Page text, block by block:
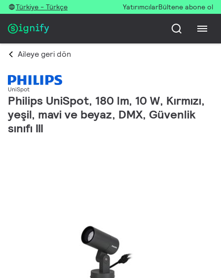
Türkiye - Türkçe YatırımcılarBültene abone ol
Aileye geri dön
UniSpot
Philips UniSpot, 180 lm, 10 W, Kırmızı,
yeşil, mavi ve beyaz, DMX, Güvenlik
sınıfı III